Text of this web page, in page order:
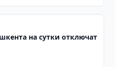
на сутки отключат